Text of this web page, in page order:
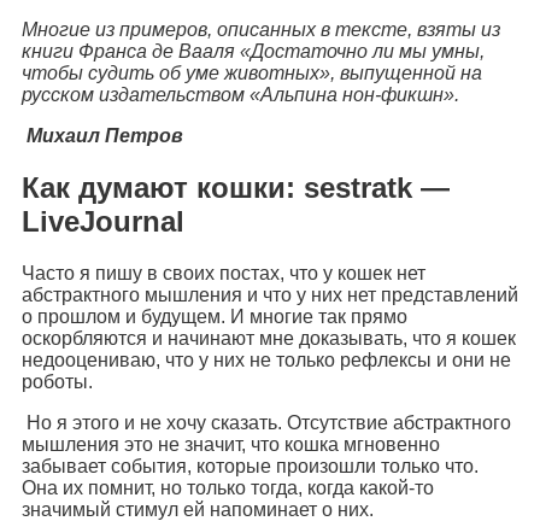
Многие из примеров, описанных в тексте, взяты из
книги Франса де Вааля «Достаточно ли мы умны,
чтобы судить об уме животных», выпущенной на
русском издательством «Альпина нон-фикшн».
Михаил Петров
Как думают кошки: sestratk —
LiveJournal
Часто я пишу в своих постах, что у кошек нет
абстрактного мышления и что у них нет представлений
о прошлом и будущем. И многие так прямо
оскорбляются и начинают мне доказывать, что я кошек
недооцениваю, что у них не только рефлексы и они не
роботы.
Но я этого и не хочу сказать. Отсутствие абстрактного
мышления это не значит, что кошка мгновенно
забывает события, которые произошли только что.
Она их помнит, но только тогда, когда какой-то
значимый стимул ей напоминает о них.